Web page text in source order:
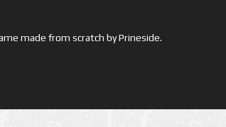
made from scratch by Prineside.